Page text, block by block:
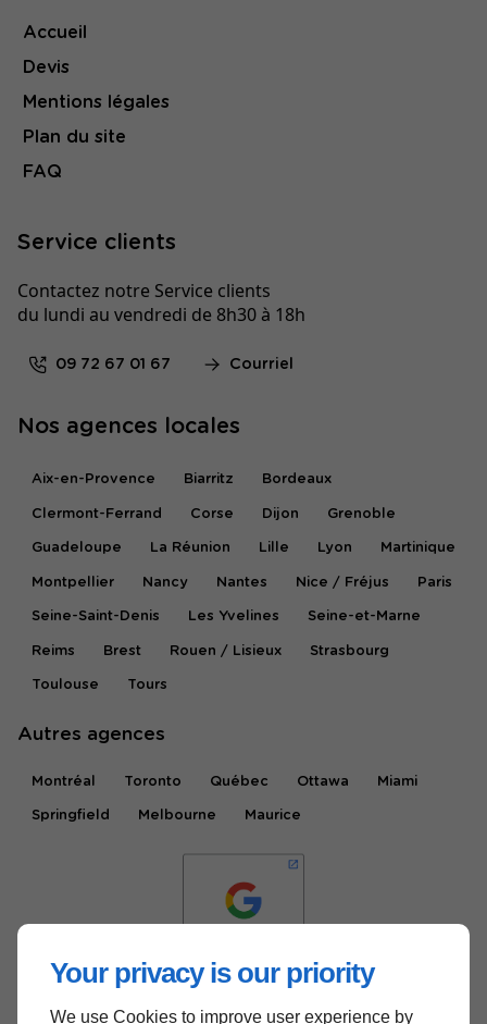
Your privacy is our priority
We use Cookies to improve user experience by
Accueil
Devis
Mentions légales
Plan du site
FAQ
Service clients
Contactez notre Service clients
du lundi au vendredi de 8h30 à 18h
09 72 67 01 67 Courriel
Nos agences locales
Aix-en-Provence Biarritz Bordeaux
Clermont-Ferrand Corse Dijon Grenoble
Guadeloupe La Réunion Lille Lyon Martinique
Montpellier Nancy Nantes Nice / Fréjus Paris
Seine-Saint-Denis Les Yvelines Seine-et-Marne
Reims Brest Rouen / Lisieux Strasbourg
Toulouse Tours
Autres agences
Montréal Toronto Québec Ottawa Miami
Springfield Melbourne Maurice